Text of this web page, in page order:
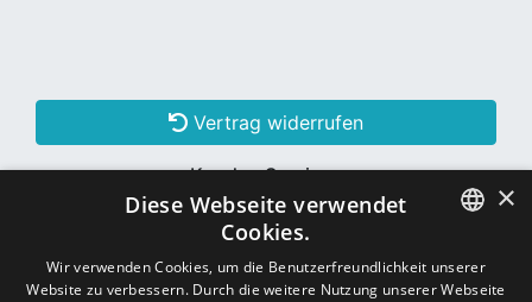
Vertrag widerrufen
Kunden Services
Konto erstellen
GERMAN
×
Diese Webseite verwendet
Cookies.
Wir verwenden Cookies, um die Benutzerfreundlichkeit unserer
Website zu verbessern. Durch die weitere Nutzung unserer Webseite